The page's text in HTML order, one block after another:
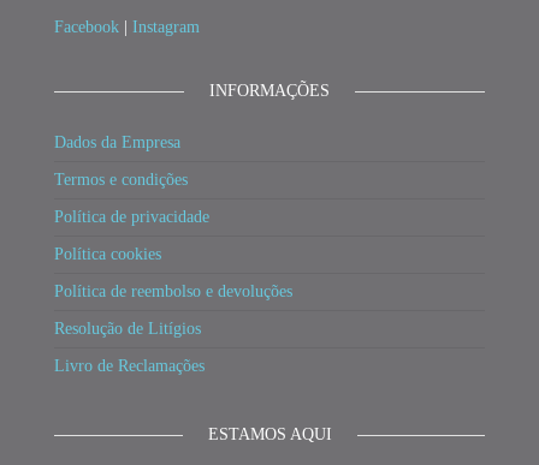
Facebook Instagram
INFORMAÇÕES
Dados da Empresa
Termos e condições
Política de privacidade
Política cookies
Política de reembolso e devoluções
Resolução de Litígios
Livro de Reclamações
ESTAMOS AQUI